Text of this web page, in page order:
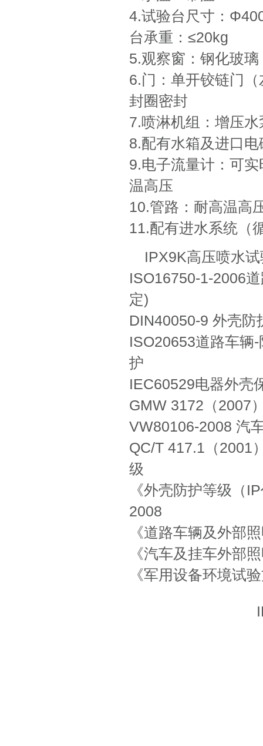
4.试验台尺寸：
台承重：≤20kg
5.观察窗：钢化玻璃
6.门：单开铰链门
封圈密封
7.喷淋机组：增压
8.配有水箱及进口
9.电子流量计：可
温高压
10.管路：耐高温高
11.配有进水系统（
IPX9K高压喷水
ISO16750-1-2006
定)
DIN40050-9 外壳防
ISO20653道路车辆
护
IEC60529电器外壳
GMW 3172（2007
VW80106-2008 汽
QC/T 417.1（2001
级
《外壳防护等级（
2008
《道路车辆及外部
《汽车及挂车外部
《军用设备环境试